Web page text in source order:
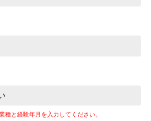
種と経験年月を入力してください。